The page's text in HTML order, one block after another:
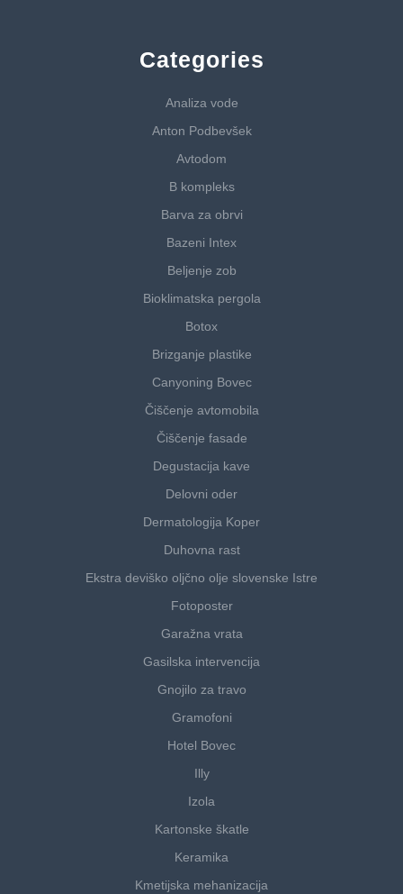
Categories
Analiza vode
Anton Podbevšek
Avtodom
B kompleks
Barva za obrvi
Bazeni Intex
Beljenje zob
Bioklimatska pergola
Botox
Brizganje plastike
Canyoning Bovec
Čiščenje avtomobila
Čiščenje fasade
Degustacija kave
Delovni oder
Dermatologija Koper
Duhovna rast
Ekstra deviško oljčno olje slovenske Istre
Fotoposter
Garažna vrata
Gasilska intervencija
Gnojilo za travo
Gramofoni
Hotel Bovec
Illy
Izola
Kartonske škatle
Keramika
Kmetijska mehanizacija